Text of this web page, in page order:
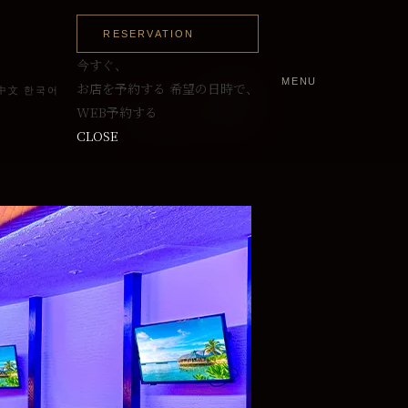
文 한국어
RESERVATION
今すぐ、
お店を予約する 希望の日時で、
WEB予約する
CLOSE
MENU
～12名
最大18名まで入室可